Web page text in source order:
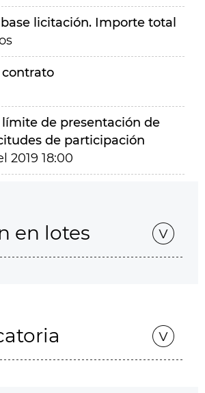
licitación. Importe total
límite de presentación de
de participación
2019 18:00
en lotes